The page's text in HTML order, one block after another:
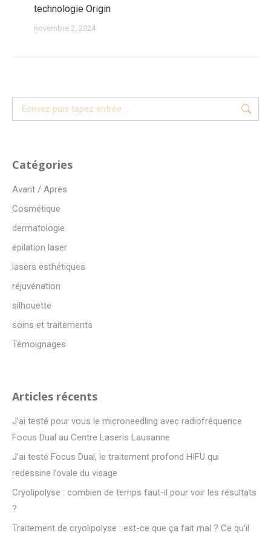
technologie Origin
novembre 2, 2024
Recherche
:
Catégories
Avant / Après
Cosmétique
dermatologie
épilation laser
lasers esthétiques
réjuvénation
silhouette
soins et traitements
Témoignages
Articles récents
J’ai testé pour vous le microneedling avec radiofréquence
Focus Dual au Centre Laseris Lausanne
J’ai testé Focus Dual, le traitement profond HIFU qui
redessine l’ovale du visage
Cryolipolyse : combien de temps faut-il pour voir les résultats
?
Traitement de cryolipolyse : est-ce que ça fait mal ? Ce qu’il